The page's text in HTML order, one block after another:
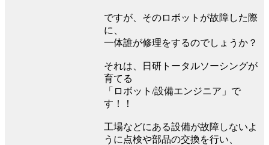
ですが、そのロボットが故障した際
に、
一体誰が修理をするのでしょうか？
それは、日研トータルソーシングが
育てる
「ロボット/設備エンジニア」で
す！！
工場などにある設備が故障しないよ
うに点検や部品の交換を行い、